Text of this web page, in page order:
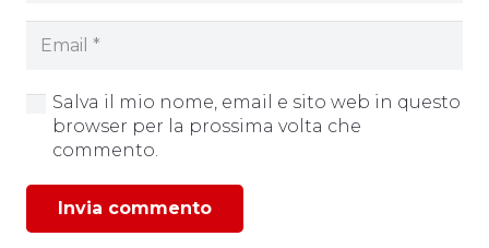
Salva il mio nome, email e sito web in questo
browser per la prossima volta che
commento.
Invia commento